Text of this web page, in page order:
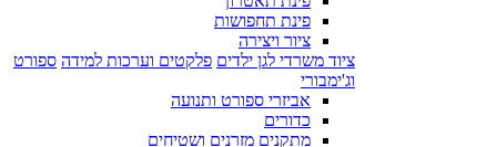
פינת תחפושות
ציור ויצירה
ציוד משרדי לגן ילדים פלקטים וערכות למידה ספורט
וג'ימבורי
אביזרי ספורט ותנועה
כדורים
מתקנים מזרנים ושטיחים